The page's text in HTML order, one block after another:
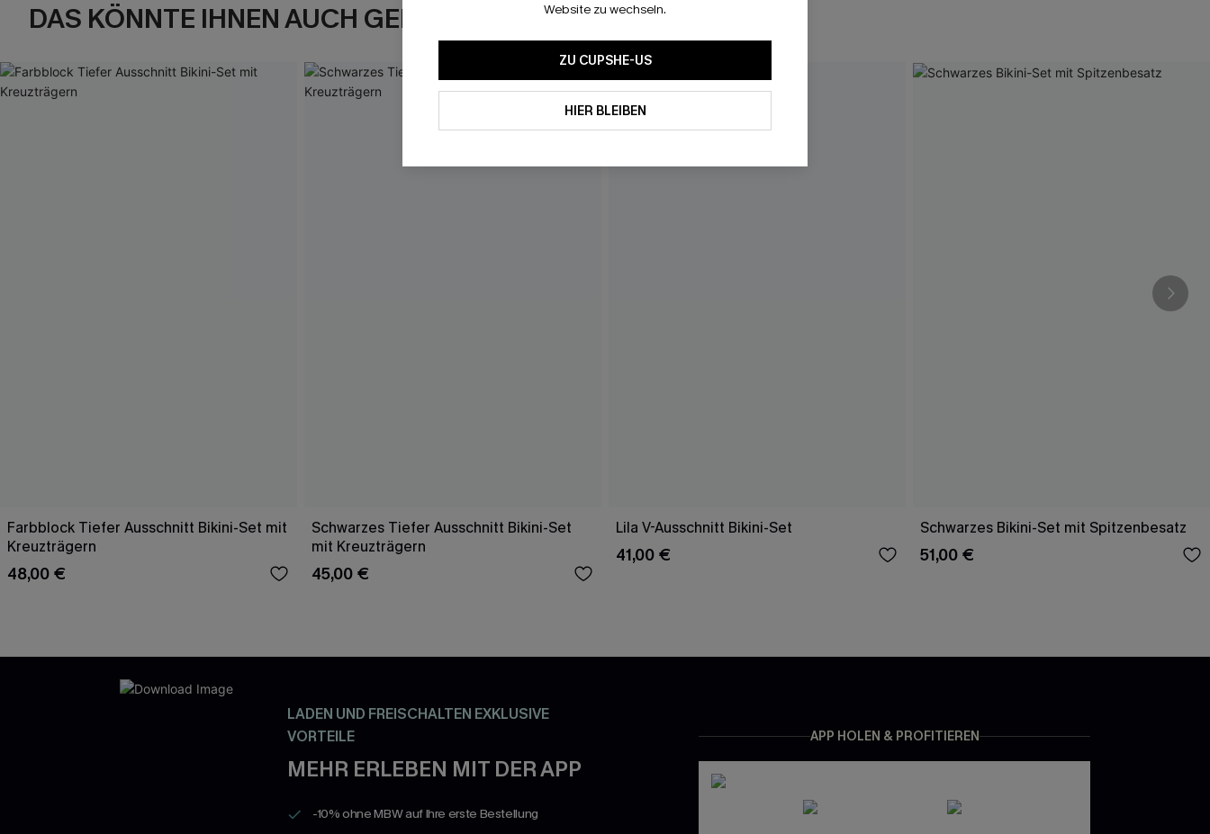
DAS KÖNNTE IHNEN AUCH GEFALLEN
Farbblock Tiefer Ausschnitt Bikini-Set mit
Kreuzträgern
48,00 €
Schwarzes Tiefer Ausschnitt Bikini-Set
mit Kreuzträgern
45,00 €
Lila V-Ausschnitt Bikini-Set
41,00 €
Schwarzes Bikini-Set mit Spitzenbesatz
51,00 €
LADEN UND FREISCHALTEN EXKLUSIVE
VORTEILE
MEHR ERLEBEN MIT DER APP
-10% ohne MBW auf Ihre erste Bestellung
APP HOLEN & PROFITIEREN
Website zu wechseln.
ZU CUPSHE-US
HIER BLEIBEN